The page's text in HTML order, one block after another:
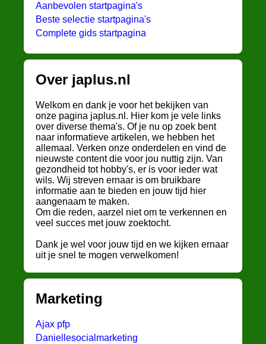
Aanbevolen startpagina's
Beste selectie startpagina's
Complete gids startpagina
Over japlus.nl
Welkom en dank je voor het bekijken van
onze pagina japlus.nl. Hier kom je vele links
over diverse thema's. Of je nu op zoek bent
naar informatieve artikelen, we hebben het
allemaal. Verken onze onderdelen en vind de
nieuwste content die voor jou nuttig zijn. Van
gezondheid tot hobby's, er is voor ieder wat
wils. Wij streven ernaar is om bruikbare
informatie aan te bieden en jouw tijd hier
aangenaam te maken.
Om die reden, aarzel niet om te verkennen en
veel succes met jouw zoektocht.
Dank je wel voor jouw tijd en we kijken ernaar
uit je snel te mogen verwelkomen!
Marketing
Ajax pfp
Daniellesocialmarketing